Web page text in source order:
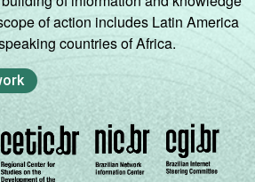
of action includes Latin America
countries of Africa.